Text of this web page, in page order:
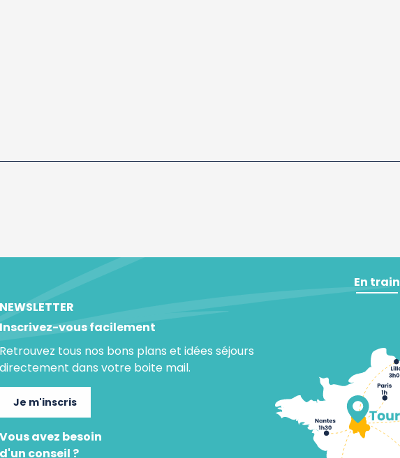
NEWSLETTER
Inscrivez-vous facilement
Retrouvez tous nos bons plans et idées séjours
directement dans votre boite mail.
Je m'inscris
Vous avez besoin
d'un conseil ?
En train